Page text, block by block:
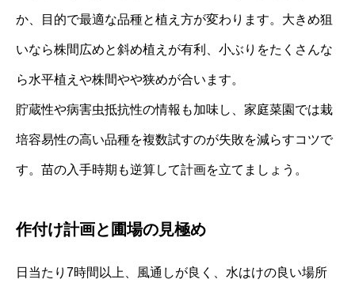
か、目的で最適な品種と植え方が変わります。大きめ狙
いなら株間広めと斜め植えが有利、小ぶりをたくさんな
ら水平植えや株間やや狭めが合います。
貯蔵性や病害虫抵抗性の情報も加味し、家庭菜園では栽
培容易性の高い品種を複数試すのが失敗を減らすコツで
す。苗の入手時期も逆算して計画を立てましょう。
作付け計画と圃場の見極め
日当たり7時間以上、風通しが良く、水はけの良い場所